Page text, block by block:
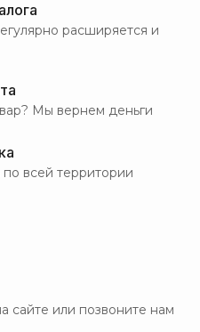
расширяется и
Мы вернем деньги
всей территории
сайте или позвоните нам